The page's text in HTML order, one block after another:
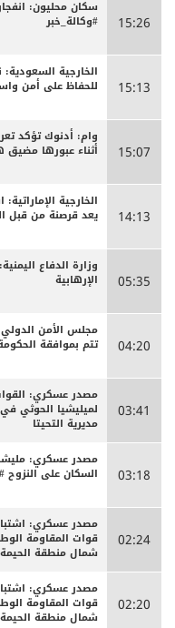
15:26
سكان محليون:
#وكالة_خبر
15:13
الخارجية
للحفاظ على أمن
15:07
وام: أدنوك تؤكد
أثناء عبورها مضيق
14:13
الخارجية
يعد قرصنة من قبل
05:35
وزارة الدفاع
الإرهابية
04:20
مجلس الأمن
تتم بموافقة
03:41
مصدر عسكري:
لميليشيا الحوثي
مديرية التحيتا
03:18
مصدر عسكري:
السكان على النزوح
02:24
مصدر عسكري:
قوات المقاومة
شمال منطقة
02:20
مصدر عسكري:
قوات المقاومة
شمال منطقة